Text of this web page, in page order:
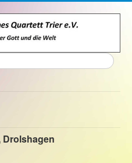
Drolshagen